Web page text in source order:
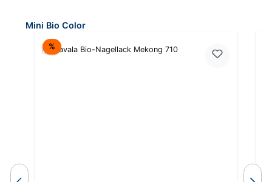
Produktgalerie überspringen
Mini Bio Color
%Rabatt